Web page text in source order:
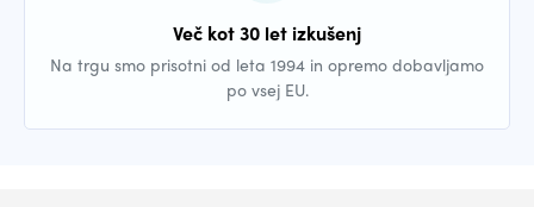
Več kot 30 let izkušenj
Na trgu smo prisotni od leta 1994 in opremo dobavljamo
po vsej EU.